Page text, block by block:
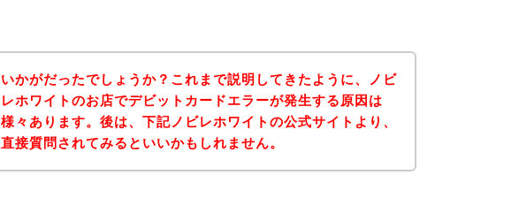
いかがだったでしょうか？これまで説明してきたように、ノビ
レホワイトのお店でデビットカードエラーが発生する原因は
様々あります。後は、下記ノビレホワイトの公式サイトより、
直接質問されてみるといいかもしれません。